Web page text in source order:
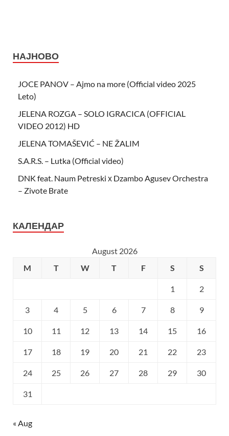
НАЈНОВО
JOCE PANOV – Ajmo na more (Official video 2025
Leto)
JELENA ROZGA – SOLO IGRACICA (OFFICIAL
VIDEO 2012) HD
JELENA TOMAŠEVIĆ – NE ŽALIM
S.A.R.S. – Lutka (Official video)
DNK feat. Naum Petreski х Dzambo Agusev Orchestra
– Zivote Brate
КАЛЕНДАР
August 2026
M
T W T F S S
1 2
3 4 5 6 7 8 9
10 11 12 13 14 15 16
17 18 19 20 21 22 23
24 25 26 27 28 29 30
31
« Aug